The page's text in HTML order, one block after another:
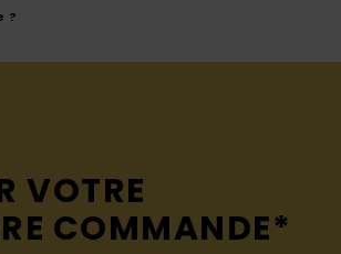
?
VOTRE
COMMANDE*